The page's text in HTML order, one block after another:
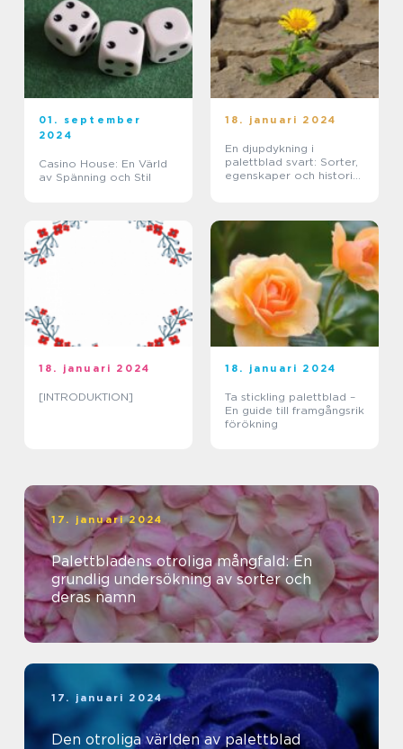
01. september
2024
Casino House: En Värld
av Spänning och Stil
18. januari 2024
En djupdykning i
palettblad svart: Sorter,
egenskaper och historisk
18. januari 2024
[INTRODUKTION]
18. januari 2024
Ta stickling palettblad –
En guide till framgångsrik
förökning
17. januari 2024
Palettbladens otroliga mångfald: En
grundlig undersökning av sorter och
deras namn
17. januari 2024
Den otroliga världen av palettblad